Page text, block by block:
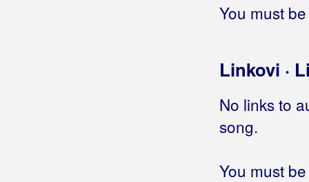
You must
Linkovi ·
No links to
song.
You must